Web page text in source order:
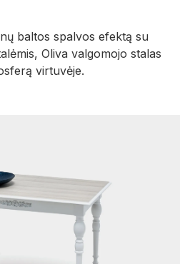
baltos spalvos efektą su
Oliva valgomojo stalas
virtuvėje.